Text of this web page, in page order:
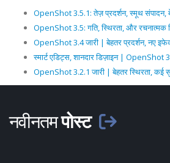
OpenShot 3.5.1: तेज़ प्रदर्शन, स्मूथ संपादन,
OpenShot 3.5: गति, स्थिरता, और रचनात्मक
OpenShot 3.4 जारी | बेहतर प्रदर्शन, नए
स्मार्ट एडिट्स, शानदार डिज़ाइन | OpenShot
OpenShot 3.2.1 जारी | बेहतर स्थिरता, कई
नवीनतमपोस्ट